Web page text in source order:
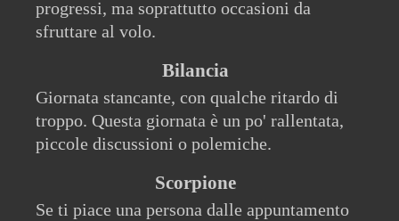
progressi, ma soprattutto occasioni da
sfruttare al volo.
Bilancia
Giornata stancante, con qualche ritardo di
troppo. Questa giornata è un po' rallentata,
piccole discussioni o polemiche.
Scorpione
Se ti piace una persona dalle appuntamento